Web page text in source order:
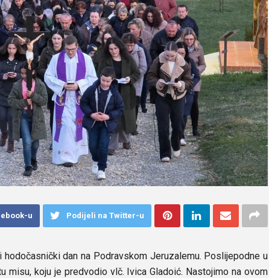
u Podijeli na Twitter-u
dan na Podravskom Jeruzalemu. Poslijepodne u
koju je predvodio vlč. Ivica Gladoić. Nastojimo na ovom